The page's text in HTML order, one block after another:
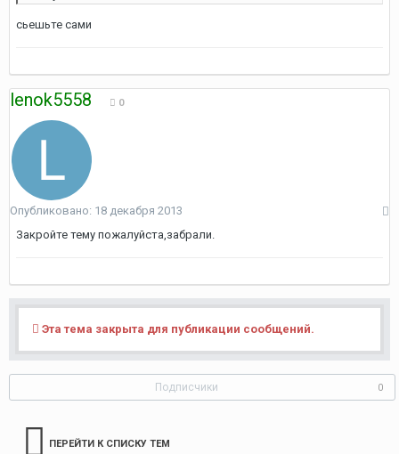
сьешьте сами
lenok5558 0
Опубликовано: 18 декабря 2013
Закройте тему пожалуйста,забрали.
Эта тема закрыта для публикации сообщений.
Подписчики 0
ПЕРЕЙТИ К СПИСКУ ТЕМ